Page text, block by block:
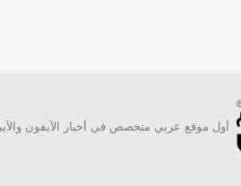
أول موقع عربي متخصص في أخبار الآيفون